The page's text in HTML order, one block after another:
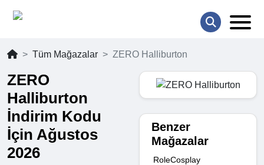
Tüm Mağazalar ZERO Halliburton
ZERO
Halliburton
İndirim Kodu
İçin Ağustos
2026
Benzer
Mağazalar
RoleCosplay